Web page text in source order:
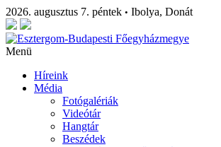
2026. augusztus 7. péntek • Ibolya, Donát
Menü
Híreink
Média
Fotógalériák
Videótár
Hangtár
Beszédek